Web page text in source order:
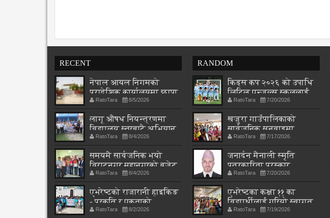
RECENT
नेपाल आयल निगमको
प्रादेशिक कार्यालयमा छापा
RatoTara 8/5/2026
लागू औषध नियन्त्रणमा
विद्यालय स्तरबाटै अभियान
शुरुRatoTara 8/4/2026
समयमै सार्वजनिक भयो
विराटनगर महानगरको बजेट
पुस्तिका, कार्यान्वयन
प्रक्रिया पनि सुरु
RatoTara 8/4/2026
एभरेष्टको राजारानी हाइकिङ
- प्रकृति र एकताको
पाठशाला
RatoTara 8/2/2026
RANDOM
किड्स कप २०२६ को उपाधि
लिटिल एन्जल्स स्कुललाई
RatoTara 7/20/2026
खजुरा गाउँपालिकाको
सार्वजनिक सुनुवाइमा
नागरिकका प्रश्न
RatoTara 7/17/2026
जनार्दन मैनाली स्मृति
पत्रकारिता पुरस्कार
थपलियालाई
RatoTara 7/20/2026
एभरेष्टका कक्षा ११ का
विद्यार्थीलाई गरियो स्वागत
RatoTara 7/19/2026